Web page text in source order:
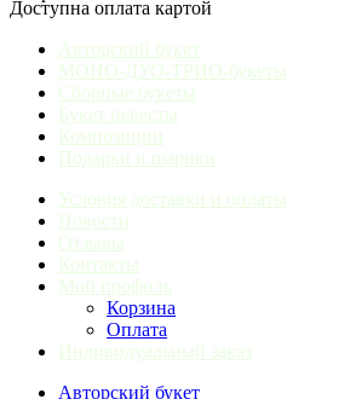
Доступна оплата картой
Авторский букет
МОНО-ДУО-ТРИО-букеты
Сборные букеты
Букет невесты
Композиции
Подарки и шарики
Условия доставки и оплаты
Новости
Отзывы
Контакты
Мой профиль
Корзина
Оплата
Индивидуальный заказ
Авторский букет